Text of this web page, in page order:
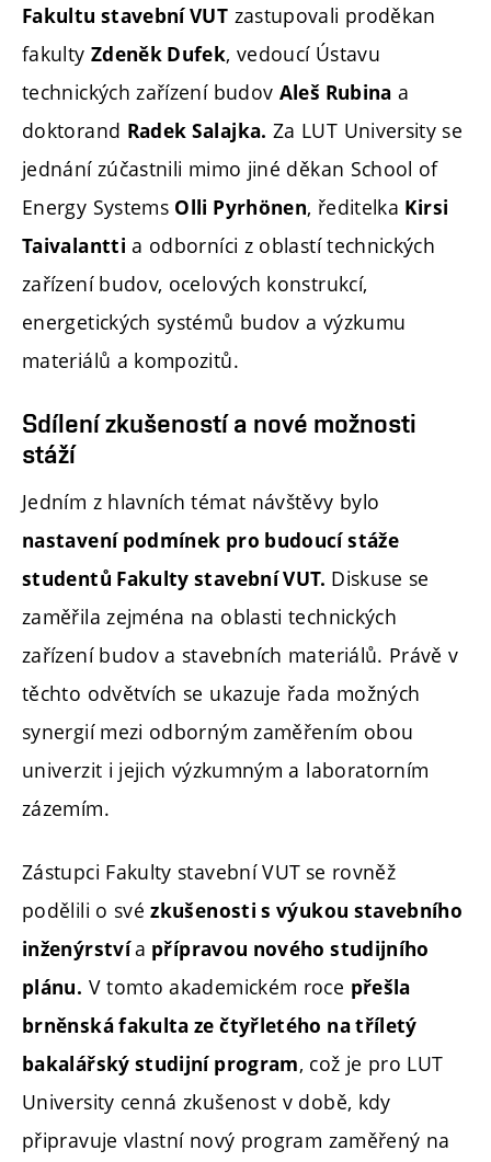
Fakultu stavební VUT zastupovali proděkan
fakulty Zdeněk Dufek, vedoucí Ústavu
technických zařízení budov Aleš Rubina a
doktorand Radek Salajka. Za LUT University se
jednání zúčastnili mimo jiné děkan School of
Energy Systems Olli Pyrhönen, ředitelka Kirsi
Taivalantti a odborníci z oblastí technických
zařízení budov, ocelových konstrukcí,
energetických systémů budov a výzkumu
materiálů a kompozitů.
Sdílení zkušeností a nové možnosti
stáží
Jedním z hlavních témat návštěvy bylo
nastavení podmínek pro budoucí stáže
studentů Fakulty stavební VUT. Diskuse se
zaměřila zejména na oblasti technických
zařízení budov a stavebních materiálů. Právě v
těchto odvětvích se ukazuje řada možných
synergií mezi odborným zaměřením obou
univerzit i jejich výzkumným a laboratorním
zázemím.
Zástupci Fakulty stavební VUT se rovněž
podělili o svézkušenosti s výukou stavebního
inženýrstvía přípravou nového studijního
plánu. V tomto akademickém roce přešla
brněnská fakulta ze čtyřletého na tříletý
bakalářský studijní program, což je pro LUT
University cenná zkušenost v době, kdy
připravuje vlastní nový program zaměřený na